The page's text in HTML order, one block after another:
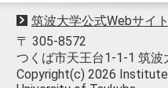
筑波大学公式Webサイ
〒 305-8572
つくば市天王台1-1-1 筑波
Copyright(c) 2026